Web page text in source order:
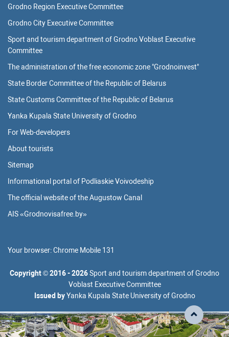
Grodno Region Executive Committee
Grodno City Executive Committee
Sport and tourism department of Grodno Voblast Executive
Committee
The administration of the free economic zone "Grodnoinvest"
State Border Committee of the Republic of Belarus
State Customs Committee of the Republic of Belarus
Yanka Kupala State University of Grodno
For Web-developers
About tourists
Sitemap
Informational portal of Podliaskie Voivodeship
The official website of the Augustow Canal
AIS «Grodnovisafree.by»
Your browser:Chrome Mobile 131
Copyright©2016 - 2026Sport and tourism department of Grodno
Voblast Executive Committee
Issued by Yanka Kupala State University of Grodno